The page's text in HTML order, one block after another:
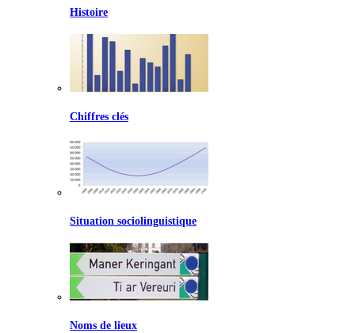
Histoire
Chiffres clés
Situation sociolinguistique
Noms de lieux